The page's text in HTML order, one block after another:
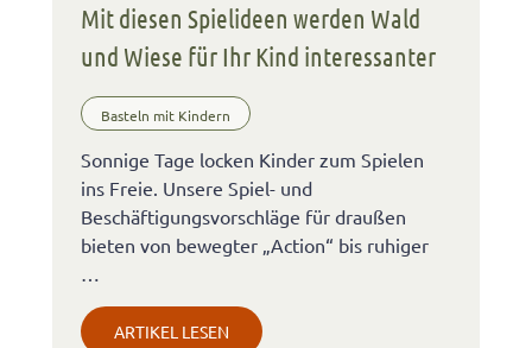
Mit diesen Spielideen werden Wald
und Wiese für Ihr Kind interessanter
Basteln mit Kindern
Sonnige Tage locken Kinder zum Spielen
ins Freie. Unsere Spiel- und
Beschäftigungsvorschläge für draußen
bieten von bewegter „Action“ bis ruhiger
ARTIKEL LESEN